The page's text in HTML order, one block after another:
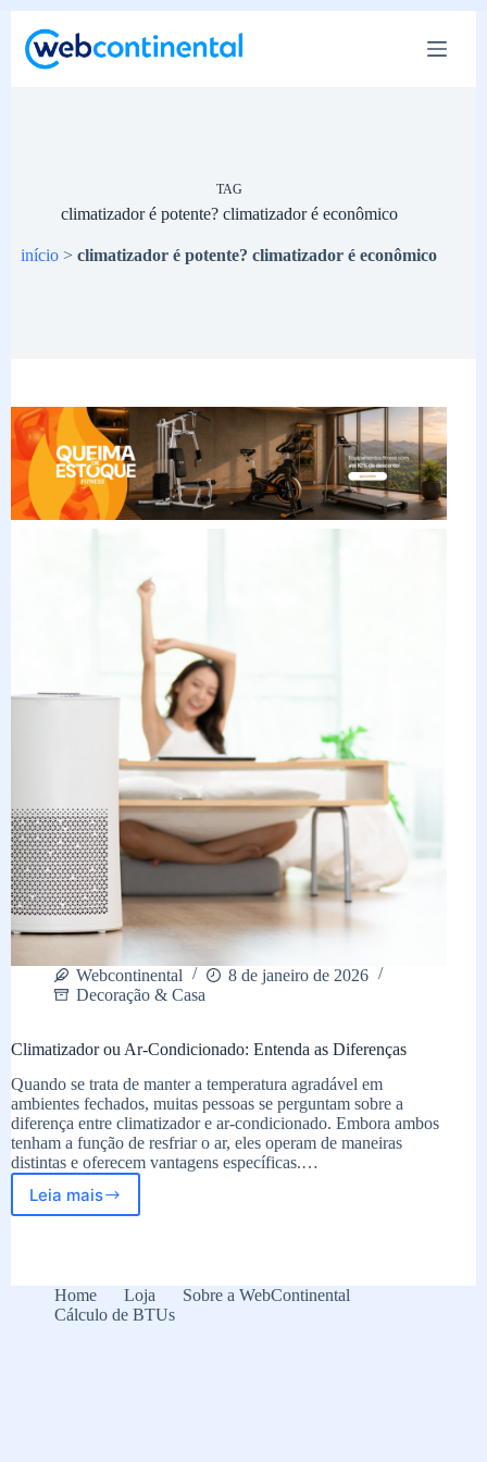
para
TAG
climatizador é potente? climatizador é econômico
início >climatizador é potente? climatizador é econômico
Webcontinental
8 de janeiro de 2026
Decoração & Casa
Climatizador ou Ar-Condicionado: Entenda as Diferenças
Quando se trata de manter a temperatura agradável em
ambientes fechados, muitas pessoas se perguntam sobre a
diferença entre climatizador e ar-condicionado. Embora ambos
tenham a função de resfriar o ar, eles operam de maneiras
distintas e oferecem vantagens específicas.…
Leia maisClimatizador
Entenda
as
Diferenças
Home Loja
Sobre a WebContinental
Cálculo de BTUs